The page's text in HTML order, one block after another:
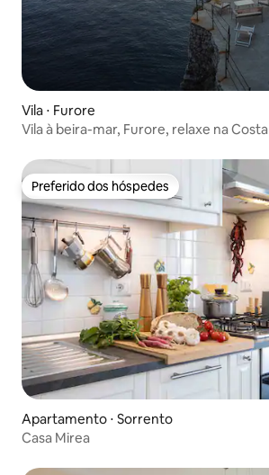
Vila ⋅ Furore
Vila à beira-mar, Furore, relaxe na
Preferido dos hóspedes
Preferido dos hóspedes
Apartamento ⋅ Sorrento
Casa Mirea